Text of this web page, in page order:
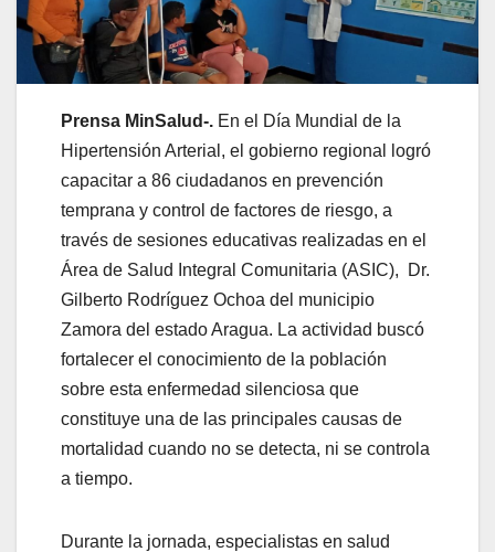
Prensa MinSalud-. En el Día Mundial de la
Hipertensión Arterial, el gobierno regional logró
capacitar a 86 ciudadanos en prevención
temprana y control de factores de riesgo, a
través de sesiones educativas realizadas en el
Área de Salud Integral Comunitaria (ASIC), Dr.
Gilberto Rodríguez Ochoa del municipio
Zamora del estado Aragua. La actividad buscó
fortalecer el conocimiento de la población
sobre esta enfermedad silenciosa que
constituye una de las principales causas de
mortalidad cuando no se detecta, ni se controla
a tiempo.
Durante la jornada, especialistas en salud